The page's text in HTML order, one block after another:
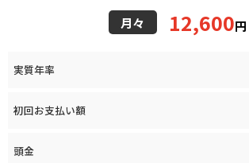
月々 12,600円
実質年率
初回お支払い額
頭金